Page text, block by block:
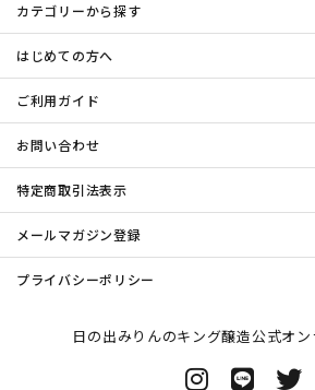
カテゴリーから探す
はじめての方へ
ご利用ガイド
お問い合わせ
特定商取引法表示
メールマガジン登録
プライバシーポリシー
日の出みりんのキング醸造公式オ